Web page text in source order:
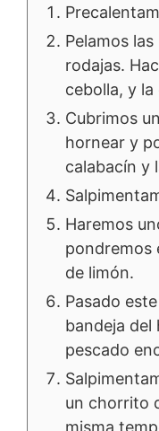
Pelamos
rodajas.
cebolla, y
Cubrimos
hornear y
calabacín y
Haremos
pondremos
de limón.
Pasado
bandeja del
pescado
un chorrito
misma